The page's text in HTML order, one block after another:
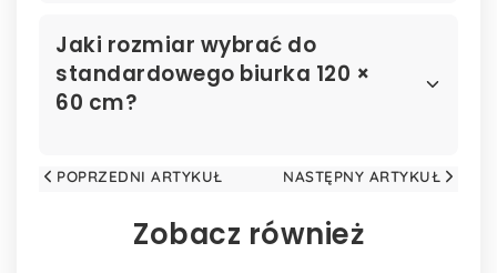
Jaki rozmiar wybrać do
standardowego biurka 120 ×
60 cm?
POPRZEDNI ARTYKUŁ NASTĘPNY ARTYKUŁ
Zobacz również